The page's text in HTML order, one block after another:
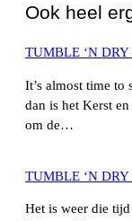
Ook heel
TUMBLE ‘N DRY
It’s almost time to
dan is het Kerst
om de…
TUMBLE ‘N
Het is weer die